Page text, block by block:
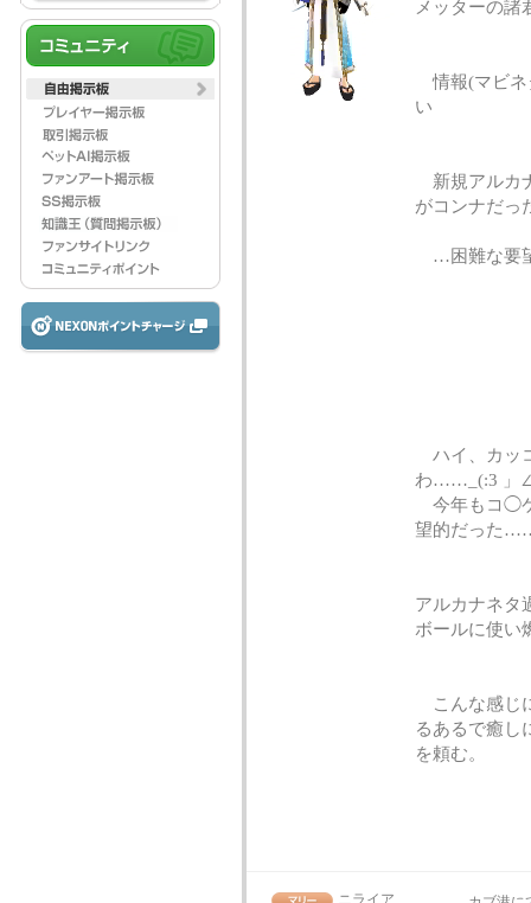
メッターの諸
情報(マビネ
い
新規アルカ
がコンナだっ
…困難な要
ハイ、カッ
わ……_(:3 」
今年もコ◯ケ
望的だった
アルカナネタ
ボールに使い
こんな感じ
るあるで癒し
を頼む。
ニライア